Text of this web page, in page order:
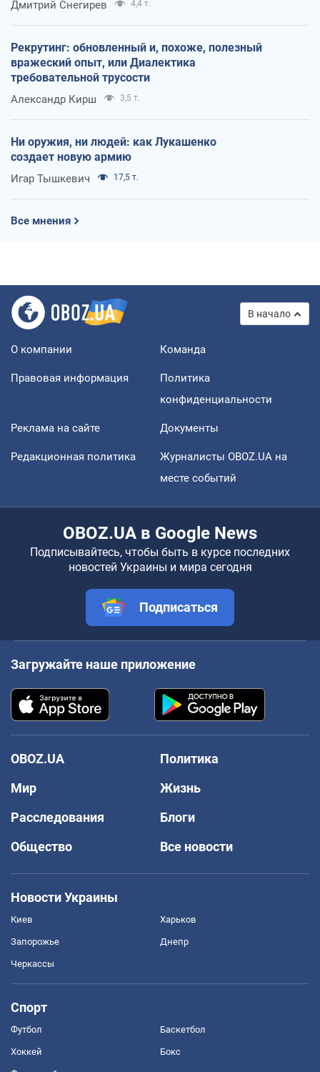
Дмитрий Снегирев 4,4 т.
Рекрутинг: обновленный и, похоже, полезный
вражеский опыт, или Диалектика
требовательной трусости
Александр Кирш 3,5 т.
Ни оружия, ни людей: как Лукашенко
создает новую армию
Игар Тышкевич 17,5 т.
Все мнения
В начало
О компании Команда
Правовая информация
Политика
конфиденциальности
Реклама на сайте Документы
Редакционная политика
Журналисты OBOZ.UA на
месте событий
OBOZ.UA в Google News
Подписывайтесь, чтобы быть в курсе последних
новостей Украины и мира сегодня
Подписаться
Загружайте наше приложение
OBOZ.UA
Политика
Мир
Жизнь
Расследования
Блоги
Общество
Все новости
Новости Украины
Киев Харьков
Запорожье Днепр
Черкассы
Спорт
Футбол Баскетбол
Хоккей Бокс